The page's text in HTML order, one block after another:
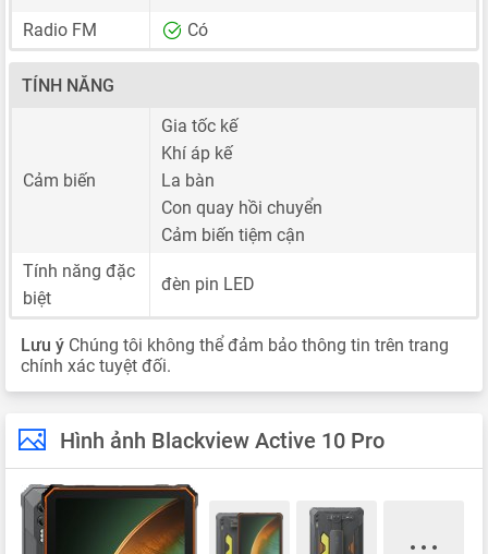
Radio FM
Có
TÍNH NĂNG
Cảm biến
Gia tốc kế
Khí áp kế
La bàn
Con quay hồi chuyển
Cảm biến tiệm cận
Tính năng đặc
biệt
đèn pin LED
Lưu ý Chúng tôi không thể đảm bảo thông tin trên trang
chính xác tuyệt đối.
Hình ảnh Blackview Active 10 Pro